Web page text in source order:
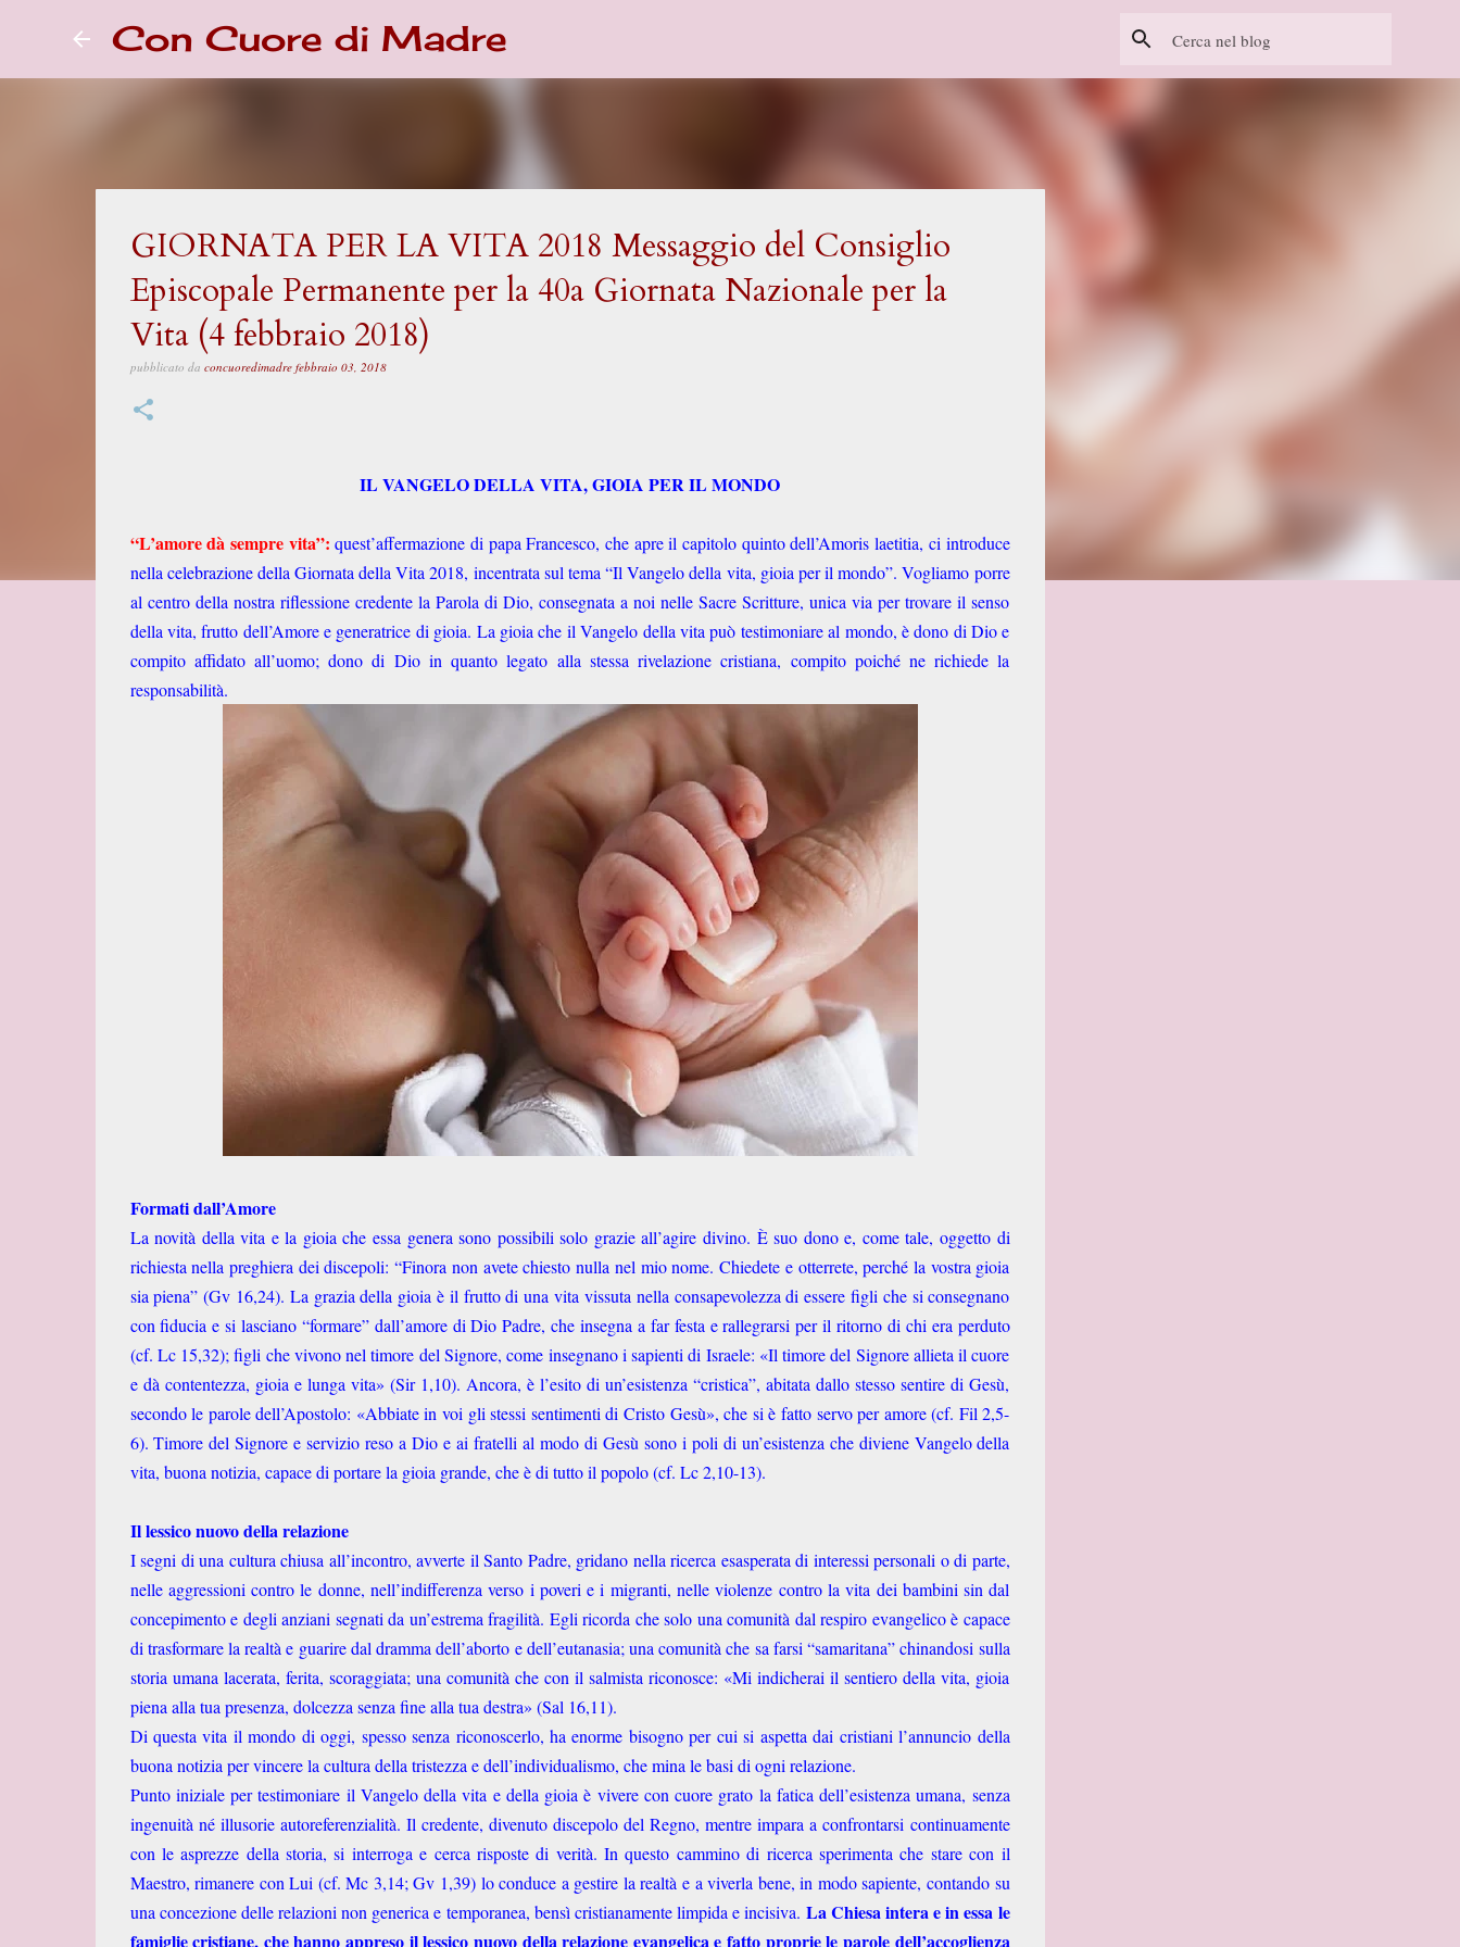
Con Cuore di Madre
GIORNATA PER LA VITA 2018 Messaggio del Consiglio
Episcopale Permanente per la 40a Giornata Nazionale per la
Vita (4 febbraio 2018)
pubblicato da concuoredimadre febbraio 03, 2018
IL VANGELO DELLA VITA, GIOIA PER IL MONDO
“L’amore dà sempre vita”:quest’affermazione di papa Francesco, che apre il capitolo quinto dell’Amoris laetitia, ci introduce
nella celebrazione della Giornata della Vita 2018, incentrata sul tema “Il Vangelo della vita, gioia per il mondo”. Vogliamo porre
al centro della nostra riflessione credente la Parola di Dio, consegnata a noi nelle Sacre Scritture, unica via per trovare il senso
della vita, frutto dell’Amore e generatrice di gioia. La gioia che il Vangelo della vita può testimoniare al mondo, è dono di Dio e
compito affidato all’uomo; dono di Dio in quanto legato alla stessa rivelazione cristiana, compito poiché ne richiede la
responsabilità.
Formati dall’Amore
La novità della vita e la gioia che essa genera sono possibili solo grazie all’agire divino. È suo dono e, come tale, oggetto di
richiesta nella preghiera dei discepoli: “Finora non avete chiesto nulla nel mio nome. Chiedete e otterrete, perché la vostra gioia
sia piena” (Gv 16,24). La grazia della gioia è il frutto di una vita vissuta nella consapevolezza di essere figli che si consegnano
con fiducia e si lasciano “formare” dall’amore di Dio Padre, che insegna a far festa e rallegrarsi per il ritorno di chi era perduto
(cf. Lc 15,32); figli che vivono nel timore del Signore, come insegnano i sapienti di Israele: «Il timore del Signore allieta il cuore
e dà contentezza, gioia e lunga vita» (Sir 1,10). Ancora, è l’esito di un’esistenza “cristica”, abitata dallo stesso sentire di Gesù,
secondo le parole dell’Apostolo: «Abbiate in voi gli stessi sentimenti di Cristo Gesù», che si è fatto servo per amore (cf. Fil 2,5-
6). Timore del Signore e servizio reso a Dio e ai fratelli al modo di Gesù sono i poli di un’esistenza che diviene Vangelo della
vita, buona notizia, capace di portare la gioia grande, che è di tutto il popolo (cf. Lc 2,10-13).
Il lessico nuovo della relazione
I segni di una cultura chiusa all’incontro, avverte il Santo Padre, gridano nella ricerca esasperata di interessi personali o di parte,
nelle aggressioni contro le donne, nell’indifferenza verso i poveri e i migranti, nelle violenze contro la vita dei bambini sin dal
concepimento e degli anziani segnati da un’estrema fragilità. Egli ricorda che solo una comunità dal respiro evangelico è capace
di trasformare la realtà e guarire dal dramma dell’aborto e dell’eutanasia; una comunità che sa farsi “samaritana” chinandosi sulla
storia umana lacerata, ferita, scoraggiata; una comunità che con il salmista riconosce: «Mi indicherai il sentiero della vita, gioia
piena alla tua presenza, dolcezza senza fine alla tua destra» (Sal 16,11).
Di questa vita il mondo di oggi, spesso senza riconoscerlo, ha enorme bisogno per cui si aspetta dai cristiani l’annuncio della
buona notizia per vincere la cultura della tristezza e dell’individualismo, che mina le basi di ogni relazione.
Punto iniziale per testimoniare il Vangelo della vita e della gioia è vivere con cuore grato la fatica dell’esistenza umana, senza
ingenuità né illusorie autoreferenzialità. Il credente, divenuto discepolo del Regno, mentre impara a confrontarsi continuamente
con le asprezze della storia, si interroga e cerca risposte di verità. In questo cammino di ricerca sperimenta che stare con il
Maestro, rimanere con Lui (cf. Mc 3,14; Gv 1,39) lo conduce a gestire la realtà e a viverla bene, in modo sapiente, contando su
una concezione delle relazioni non generica e temporanea, bensì cristianamente limpida e incisiva. La Chiesa intera e in essa le
famiglie cristiane, che hanno appreso il lessico nuovo della relazione evangelica e fatto proprie le parole dell’accoglienza